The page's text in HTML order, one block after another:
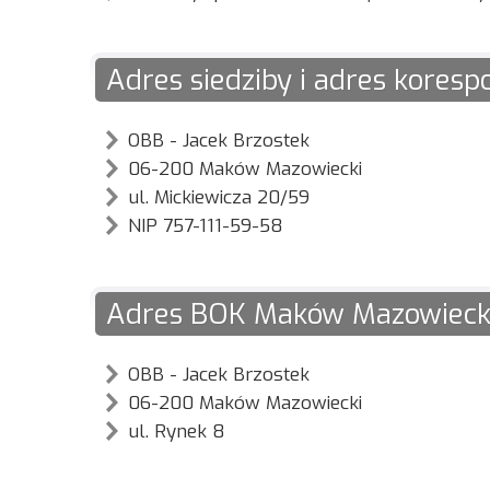
Adres siedziby i adres
OBB - Jacek Brzostek
06-200 Maków Mazowiecki
ul. Mickiewicza 20/59
NIP 757-111-59-58
Adres BOK Maków
OBB - Jacek Brzostek
06-200 Maków Mazowiecki
ul. Rynek 8